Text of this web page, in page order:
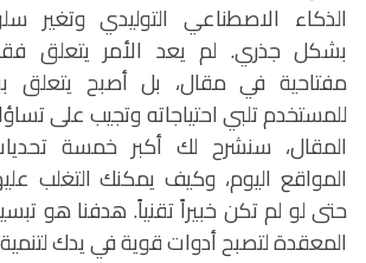
الذكاء الاصطناعي التوليدي وتغير
بشكل جذري. لم يعد الأمر يتعلق
مفتاحية في مقال، بل أصبح يتعلق
للمستخدم تلبي احتياجاته وتجيب على
المقال، سنشرح لك أكبر خمسة
المواقع اليوم، وكيف يمكنك التغلب
حتى لو لم تكن خبيراً تقنياً. هدفنا هو
المعقدة لتصبح أدوات قوية في يدك